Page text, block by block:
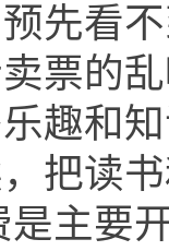
先看
票的
趣和
把读
主要